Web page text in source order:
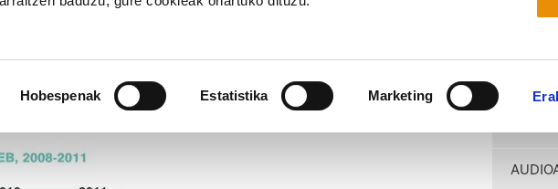
Hobespenak Estatistika Marketing
presio fiskala Europako